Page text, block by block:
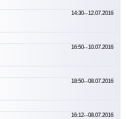
14:30--12.07.2016
16:50--10.07.2016
18:50--08.07.2016
16:12--08.07.2016